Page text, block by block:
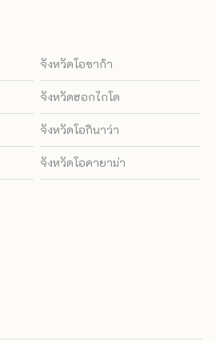
จังหวัดโอซาก้า
จังหวัดฮอกไกโด
จังหวัดโอกินาว่า
จังหวัดโอคายาม่า